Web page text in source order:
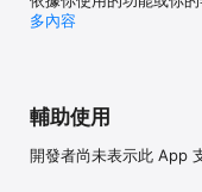
到底要不要繼續用
噪音我特別喜歡，聽著
茄工作法的 App ——
多內容
輔助使用
開發者尚未表示此 App